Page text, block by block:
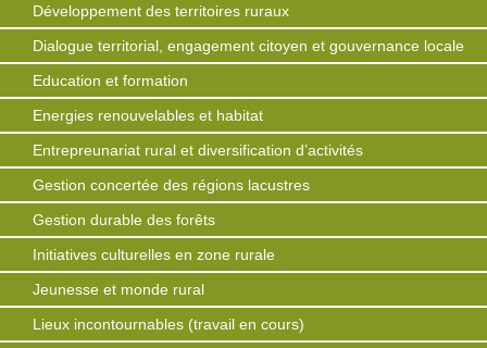
Développement des territoires ruraux
Dialogue territorial, engagement citoyen et gouvernance locale
Education et formation
Energies renouvelables et habitat
Entrepreunariat rural et diversification d’activités
Gestion concertée des régions lacustres
Gestion durable des forêts
Initiatives culturelles en zone rurale
Jeunesse et monde rural
Lieux incontournables (travail en cours)